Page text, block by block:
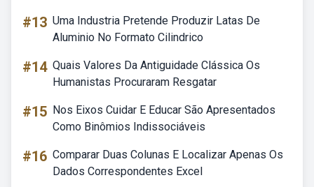
#13 Uma Industria Pretende Produzir Latas De
Aluminio No Formato Cilindrico
#14 Quais Valores Da Antiguidade Clássica Os
Humanistas Procuraram Resgatar
#15 Nos Eixos Cuidar E Educar São Apresentados
Como Binômios Indissociáveis
#16 Comparar Duas Colunas E Localizar Apenas Os
Dados Correspondentes Excel